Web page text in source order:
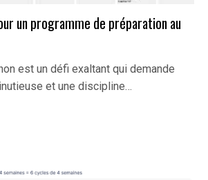
un programme de préparation au
est un défi exaltant qui demande
et une discipline…